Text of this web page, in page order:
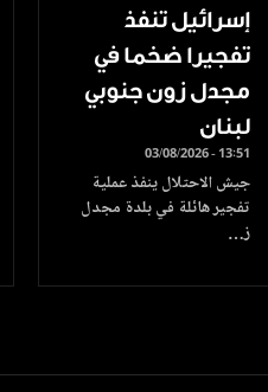
إسرائيل تنفذ
تفجيرا ضخما في
مجدل زون جنوبي
لبنان
03/08/2026 - 13:51
جيش الاحتلال ينفذ عملية
تفجير هائلة في بلدة مجدل
ز…